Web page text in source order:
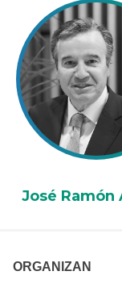
José Ramón
ORGANIZAN